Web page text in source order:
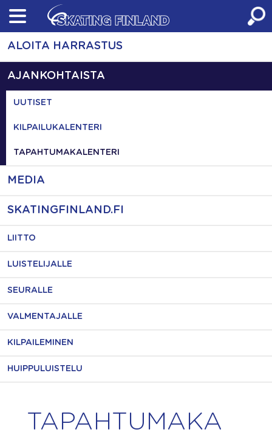
Skip
content
ALOITA HARRASTUS
AJANKOHTAISTA
UUTISET
KILPAILUKALENTERI
TAPAHTUMAKALENTERI
MEDIA
SKATINGFINLAND.FI
LIITTO
LUISTELIJALLE
SEURALLE
VALMENTAJALLE
KILPAILEMINEN
HUIPPULUISTELU
TAPAHTUMAKA